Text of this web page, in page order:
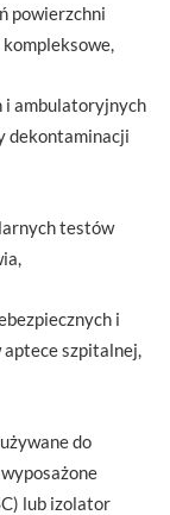
powierzchni
ambulatoryjnych
dekontaminacji
testów
i
szpitalnej,
do
lub izolator